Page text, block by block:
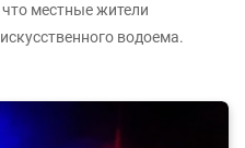
местные жители
водоема.